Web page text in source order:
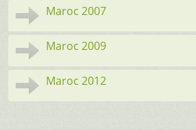
Maroc 2007
Maroc 2009
Maroc 2012